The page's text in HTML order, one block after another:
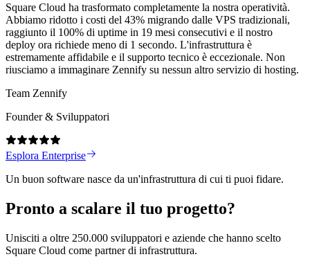
Square Cloud ha trasformato completamente la nostra operatività.
Abbiamo ridotto i costi del 43% migrando dalle VPS tradizionali,
raggiunto il 100% di uptime in 19 mesi consecutivi e il nostro
deploy ora richiede meno di 1 secondo. L'infrastruttura è
estremamente affidabile e il supporto tecnico è eccezionale. Non
riusciamo a immaginare Zennify su nessun altro servizio di hosting.
Team Zennify
Founder & Sviluppatori
Esplora Enterprise
Un buon software nasce da un'infrastruttura di cui ti puoi fidare.
Pronto a scalare il tuo progetto?
Unisciti a oltre 250.000 sviluppatori e aziende che hanno scelto
Square Cloud come partner di infrastruttura.